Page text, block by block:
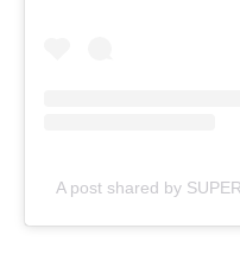
A post shared by